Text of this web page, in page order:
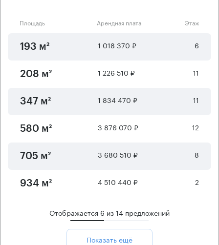
Площадь Арендная плата Этаж
193 м² 1 018 370 ₽ 6
208 м² 1 226 510 ₽ 11
347 м² 1 834 470 ₽ 11
580 м² 3 876 070 ₽ 12
705 м² 3 680 510 ₽ 8
934 м² 4 510 440 ₽ 2
Отображается 6 из14 предложений
Показать ещё